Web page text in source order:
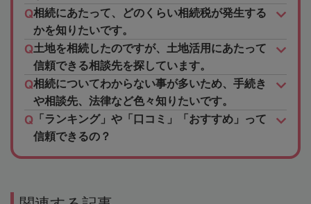
相続にあたって、どのくらい相続税が発生する
かを知りたいです。
土地を相続したのですが、土地活用にあたって
信頼できる相談先を探しています。
相続についてわからない事が多いため、手続き
や相談先、法律など色々知りたいです。
「ランキング」や「口コミ」「おすすめ」って
信頼できるの？